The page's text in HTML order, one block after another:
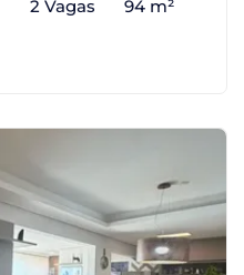
2 Vagas 94 m²